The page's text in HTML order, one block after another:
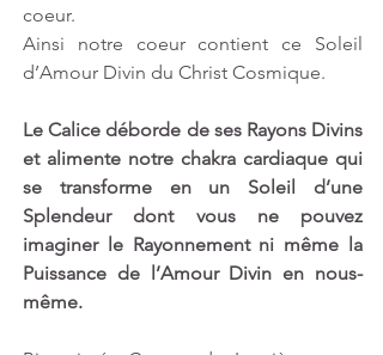
coeur.
Ainsi notre coeur contient ce Soleil
d’Amour Divin du Christ Cosmique.
Le Calice déborde de ses Rayons Divins
et alimente notre chakra cardiaque qui
se transforme en un Soleil d’une
Splendeur dont vous ne pouvez
imaginer le Rayonnement ni même la
Puissance de l’Amour Divin en nous-
même.